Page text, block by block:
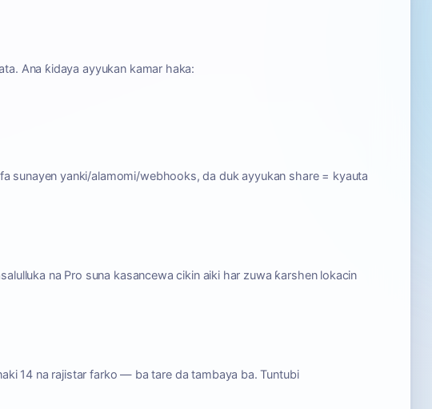
Ana ƙidaya ayyukan kamar haka:
sunayen yanki/alamomi/webhooks, da duk ayyukan share = kyauta
na Pro suna kasancewa cikin aiki har zuwa ƙarshen lokacin
14 na rajistar farko — ba tare da tambaya ba. Tuntubi